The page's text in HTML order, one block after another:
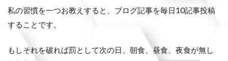
私の習慣を一つお教えすると、ブログ記事を毎日10記事投稿
することです。
もしそれを破れば罰として次の日、朝食、昼食、夜食が無し